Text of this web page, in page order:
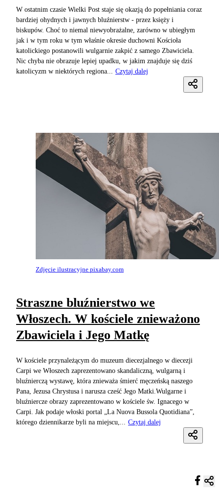
W ostatnim czasie Wielki Post staje się okazją do popełniania coraz
bardziej ohydnych i jawnych bluźnierstw - przez księży i
biskupów. Choć to niemal niewyobrażalne, zarówno w ubiegłym
jak i w tym roku w tym właśnie okresie duchowni Kościoła
katolickiego postanowili wulgarnie zakpić z samego Zbawiciela.
Nic chyba nie obrazuje lepiej upadku, w jakim znajduje się dziś
katolicyzm w niektórych regiona...
Czytaj dalej
Zdjęcie ilustracyjne pixabay.com
Straszne bluźnierstwo we
Włoszech. W kościele znieważono
Zbawiciela i Jego Matkę
W kościele przynależącym do muzeum diecezjalnego w diecezji
Carpi we Włoszech zaprezentowano skandaliczną, wulgarną i
bluźnierczą wystawę, która znieważa śmierć męczeńską naszego
Pana, Jezusa Chrystusa i narusza cześć Jego Matki.Wulgarne i
bluźniercze obrazy zaprezentowano w kościele św. Ignacego w
Carpi. Jak podaje włoski portal „La Nuova Bussola Quotidiana”,
którego dziennikarze byli na miejscu,... Czytaj dalej